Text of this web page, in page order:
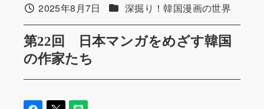
第22回 日本マンガをめざす韓国
の作家たち
投稿日2025年8月7日 カテゴリー
深掘り！韓国漫画の世界